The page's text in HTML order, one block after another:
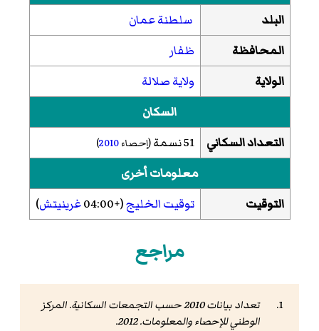
البلد
سلطنة عمان
المحافظة
ظفار
الولاية
ولاية صلالة
السكان
التعداد السكاني
51 نسمة (إحصاء2010
)
معلومات أخرى
التوقيت
توقيت الخليج(+04:00 غرينيتش)
مراجع
تعداد بيانات 2010 حسب التجمعات السكانية
. المركز
الوطني للإحصاء والمعلومات. 2012.